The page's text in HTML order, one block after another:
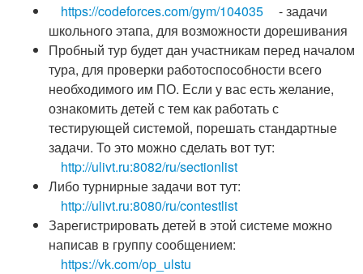
https://codeforces.com/gym/104035
- задачи
школьного этапа, для возможности дорешивания
Пробный тур будет дан участникам перед началом
тура, для проверки работоспособности всего
необходимого им ПО. Если у вас есть желание,
ознакомить детей с тем как работать с
тестирующей системой, порешать стандартные
задачи. То это можно сделать вот тут:
http://ulivt.ru:8082/ru/sectionlist
Либо турнирные задачи вот тут:
http://ulivt.ru:8080/ru/contestlist
Зарегистрировать детей в этой системе можно
написав в группу сообщением:
https://vk.com/op_ulstu